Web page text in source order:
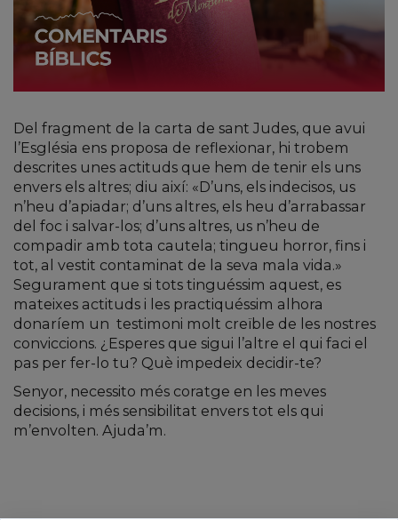
Del fragment de la carta de sant Judes, que avui
l’Església ens proposa de reflexionar, hi trobem
descrites unes actituds que hem de tenir els uns
envers els altres; diu així: «D’uns, els indecisos, us
n’heu d’apiadar; d’uns altres, els heu d’arrabassar
del foc i salvar-los; d’uns altres, us n’heu de
compadir amb tota cautela; tingueu horror, fins i
tot, al vestit contaminat de la seva mala vida.»
Segurament que si tots tinguéssim aquest, es
mateixes actituds i les practiquéssim alhora
donaríem un testimoni molt creïble de les nostres
conviccions. ¿Esperes que sigui l’altre el qui faci el
pas per fer-lo tu? Què impedeix decidir-te?
Senyor, necessito més coratge en les meves
decisions, i més sensibilitat envers tot els qui
m’envolten. Ajuda’m.